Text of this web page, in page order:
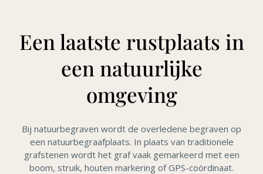
Een laatste rustplaats in
een natuurlijke
omgeving
Bij natuurbegraven wordt de overledene begraven op
een natuurbegraafplaats. In plaats van traditionele
grafstenen wordt het graf vaak gemarkeerd met een
boom, struik, houten markering of GPS-coördinaat.